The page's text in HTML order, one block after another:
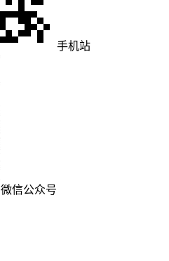
手机站
微信公众号